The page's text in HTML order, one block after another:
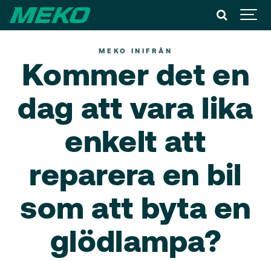
MEKO INIFRÅN
Kommer det en
dag att vara lika
enkelt att
reparera en bil
som att byta en
glödlampa?